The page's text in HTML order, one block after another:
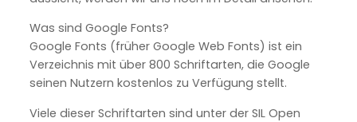
Was sind Google Fonts?
Google Fonts (früher Google Web Fonts) ist ein
Verzeichnis mit über 800 Schriftarten, die Google
seinen Nutzern kostenlos zu Verfügung stellt.
Viele dieser Schriftarten sind unter der SIL Open